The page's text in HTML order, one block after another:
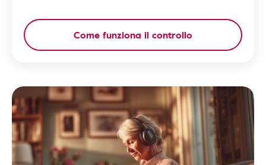
Come funziona il controllo